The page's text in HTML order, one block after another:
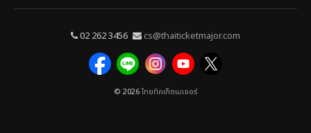
02 262 3456 cs@thaiticketmajor.com
© 2026ไทยทิคเก็ตเมเจอร์